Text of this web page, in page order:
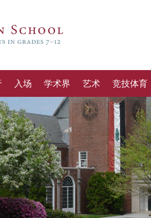
入场 学术界 艺术 竞技体育